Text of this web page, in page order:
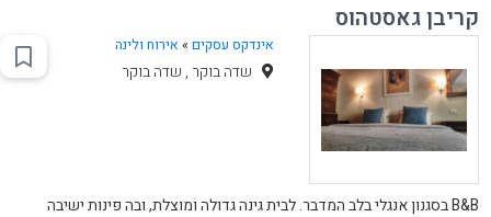
קריבן גאסטהוס
אינדקס עסקים » אירוח ולינה
שדה בוקר , שדה בוקר
B&B בסגנון אנגלי בלב המדבר. לבית גינה גדולה ומוצלת, ובה פינות ישיבה